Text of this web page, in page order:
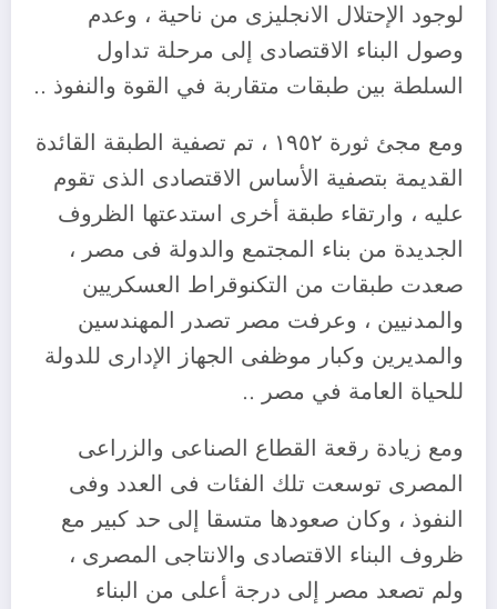
لوجود الإحتلال الانجليزى من ناحية ، وعدم
وصول البناء الاقتصادى إلى مرحلة تداول
السلطة بين طبقات متقاربة في القوة والنفوذ ..
ومع مجئ ثورة ١٩٥٢ ، تم تصفية الطبقة القائدة
القديمة بتصفية الأساس الاقتصادى الذى تقوم
عليه ، وارتقاء طبقة أخرى استدعتها الظروف
الجديدة من بناء المجتمع والدولة فى مصر ،
صعدت طبقات من التكنوقراط العسكريين
والمدنيين ، وعرفت مصر تصدر المهندسين
والمديرين وكبار موظفى الجهاز الإدارى للدولة
للحياة العامة في مصر ..
ومع زيادة رقعة القطاع الصناعى والزراعى
المصرى توسعت تلك الفئات فى العدد وفى
النفوذ ، وكان صعودها متسقا إلى حد كبير مع
ظروف البناء الاقتصادى والانتاجى المصرى ،
ولم تصعد مصر إلى درجة أعلى من البناء